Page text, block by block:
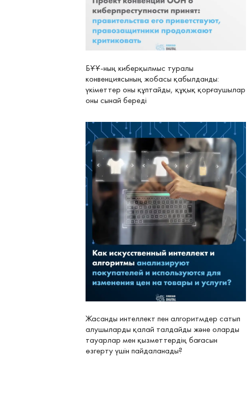
БҰҰ-ның киберқылмыс туралы
конвенциясының жобасы қабылданды:
үкіметтер оны құптайды, құқық қорғаушылар
оны сынай береді
Жасанды интеллект пен алгоритмдер сатып
алушыларды қалай талдайды және оларды
тауарлар мен қызметтердің бағасын
өзгерту үшін пайдаланады?